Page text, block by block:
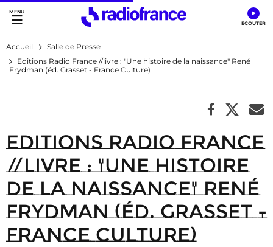
Accès direct :
Menu principal
Contenu
Accueil
Salle de Presse
Editions Radio France //livre : "Une histoire de la naissance" René
Frydman (éd. Grasset - France Culture)
Editions Radio France
//livre : "Une histoire
de la naissance" René
Frydman (éd. Grasset -
France Culture)